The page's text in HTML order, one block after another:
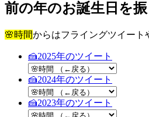
前の年のお誕生日を振
🌸時間からはフライングツイート
🍰2025年のツイート
🍰2024年のツイート
🍰2023年のツイート